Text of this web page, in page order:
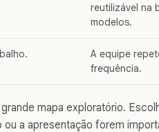
reutilizável na
modelos.
A equipe
frequência.
mapa exploratório.
a apresentação forem